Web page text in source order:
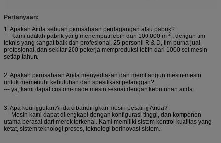
Pertanyaan:
1. Apakah Anda sebuah perusahaan perdagangan atau pabrik?
--- Kami adalah pabrik yang menempati lebih dari 100.000 m 2 , dengan tim
teknis yang sangat baik dan profesional, 25 personil R & D, tim purna jual
profesional, dan sekitar 200 pekerja memproduksi lebih dari 1000 set mesin
setiap tahun.
2. Apakah perusahaan Anda menyediakan dan membangun mesin-mesin
untuk memenuhi kebutuhan dan spesifikasi pelanggan?
--- ya, kami dapat custom-made mesin sesuai dengan kebutuhan anda.
3. Apa keunggulan Anda dibandingkan mesin pesaing Anda?
--- Mesin kami dapat dilengkapi dengan konfigurasi tinggi, dan komponen
utama berasal dari merek terkenal. Kami memiliki sistem kontrol kualitas yang
ketat, sistem teknologi proses, teknologi berinovasi sistem.